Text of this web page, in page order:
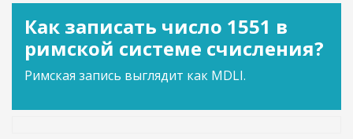
Как записать число 1551 в
римской системе счисления?
Римская запись выглядит как MDLI.